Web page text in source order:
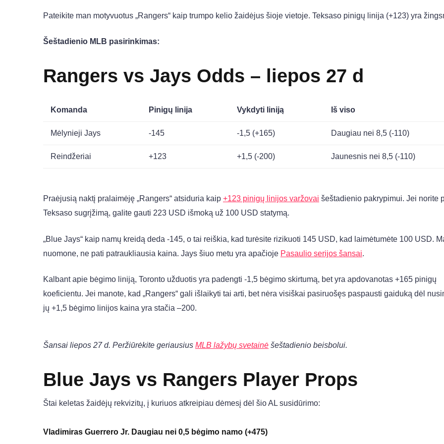
Pateikite man motyvuotus „Rangers“ kaip trumpo kelio žaidėjus šioje vietoje. Teksaso pinigų linija (+123) yra
Šeštadienio MLB pasirinkimas:
Rangers vs Jays Odds – liepos 27 d
Komanda Pinigų linija Vykdyti liniją Iš viso
Mėlynieji Jays -145 -1,5 (+165) Daugiau nei 8,5 (-110)
Reindžeriai +123 +1,5 (-200) Jaunesnis nei 8,5 (-110)
Praėjusią naktį pralaimėję „Rangers“ atsiduria kaip +123 pinigų linijos varžovai šeštadienio pakrypimui. Jei norite
Teksaso sugrįžimą, galite gauti 223 USD išmoką už 100 USD statymą.
„Blue Jays“ kaip namų kreidą deda -145, o tai reiškia, kad turėsite rizikuoti 145 USD, kad laimėtumėte 100 USD.
nuomone, ne pati patraukliausia kaina. Jays šiuo metu yra apačioje Pasaulio serijos šansai.
Kalbant apie bėgimo liniją, Toronto užduotis yra padengti -1,5 bėgimo skirtumą, bet yra apdovanotas +165 pinigų
koeficientu. Jei manote, kad „Rangers“ gali išlaikyti tai arti, bet nėra visiškai pasiruošęs paspausti gaiduką dėl
jų +1,5 bėgimo linijos kaina yra stačia –200.
Šansai liepos 27 d. Peržiūrėkite geriausius MLB lažybų svetainė šeštadienio beisbolui.
Blue Jays vs Rangers Player Props
Štai keletas žaidėjų rekvizitų, į kuriuos atkreipiau dėmesį dėl šio AL susidūrimo:
Vladimiras Guerrero Jr. Daugiau nei 0,5 bėgimo namo (+475)